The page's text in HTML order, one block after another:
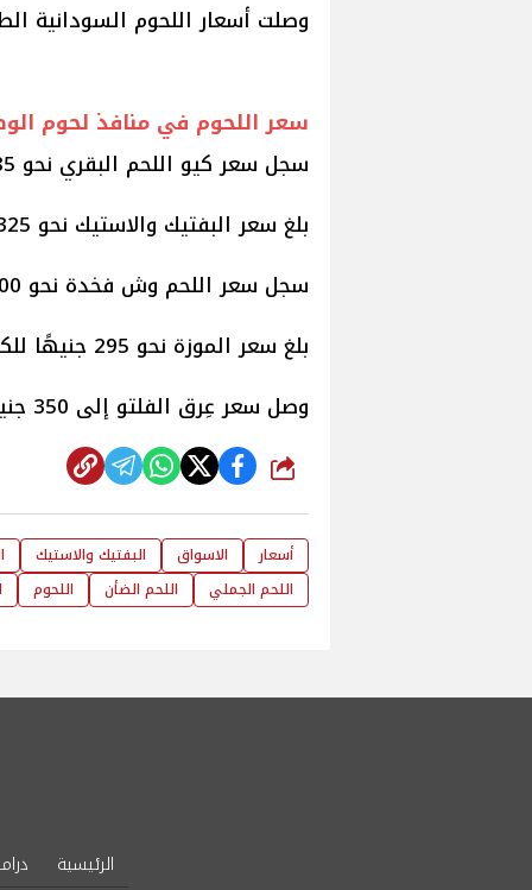
وصلت أسعار اللحوم السودانية الطازجة إلى
سعر اللحوم في منافذ لحوم
سجل سعر كيو اللحم البقري نحو 285 جنيهًا للكيلو.
بلغ سعر البفتيك والاستيك نحو 325 جنيهًا للكيلو.
سجل سعر اللحم وش فخدة نحو 300 جنيه.
بلغ سعر الموزة نحو 295 جنيهًا للكيلو.
وصل سعر عِرق الفلتو إلى 350 جنيهًا.
شارك
أسعار الاسواق البفتيك والاستيك
اللحم الجملي
اللحم الضأن اللحوم
الرئيسية